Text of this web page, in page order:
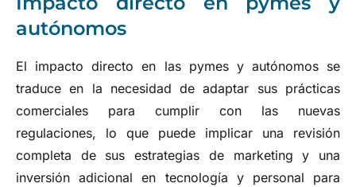
autónomos
El impacto directo en las pymes y autónomos se
traduce en la necesidad de adaptar sus prácticas
comerciales para cumplir con las nuevas
regulaciones, lo que puede implicar una revisión
completa de sus estrategias de marketing y una
inversión adicional en tecnología y personal para